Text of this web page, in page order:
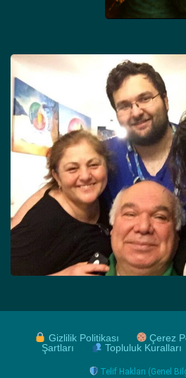
Gizlilik Politikası Çerez
Şartları
Topluluk Kuralları
Telif Hakları (Genel